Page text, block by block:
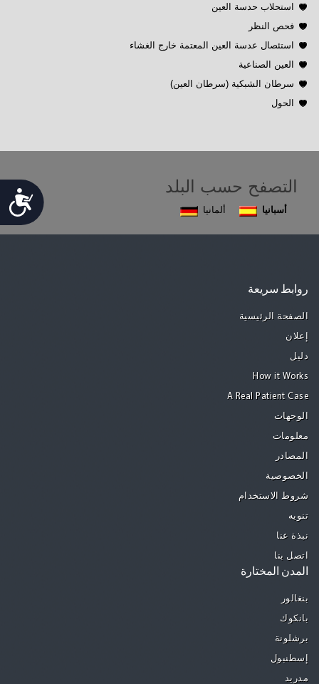
Accessibility
استحلاب حدسة العين
فحص النظر
استئصال عدسة العين المعتمة خارج الغشاء
العين الصناعية
سرطان الشبكية (سرطان العين)
الحول
التصفح حسب البلد
أسبانيا ألمانيا
روابط سريعة
الصفحة الرئيسية
إعلان
دليل
How it Works
A Real Patient Case
الوجهات
معلومات
المصادر
الخصوصية
شروط الاستخدام
تنويه
نبذة عنا
اتصل بنا
المدن المختارة
بنغالور
بانكوك
برشلونة
إسطنبول
مدريد